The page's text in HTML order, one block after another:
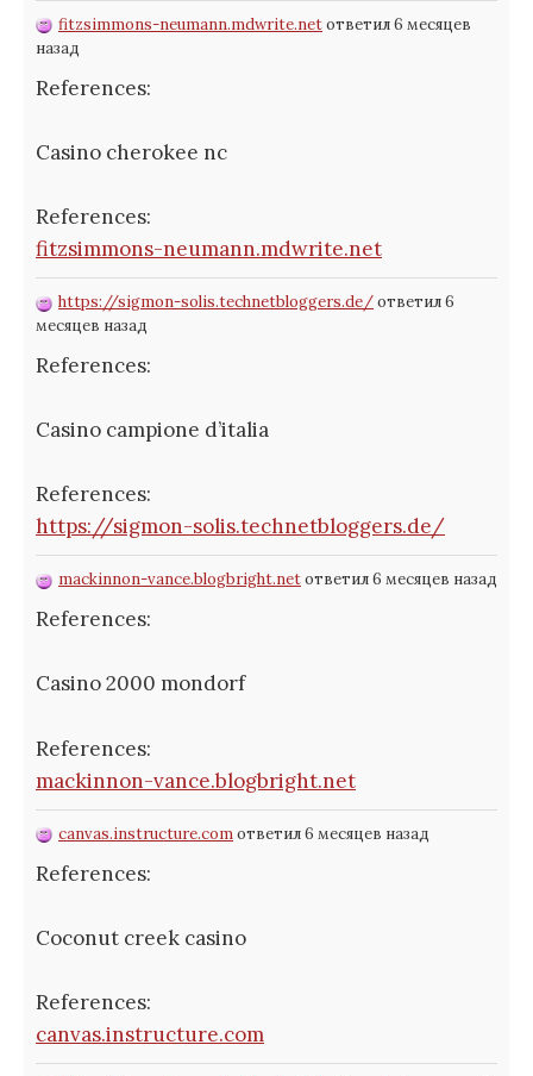
fitzsimmons-neumann.mdwrite.netответил 6 месяцев
назад
References:
Casino cherokee nc
References:
fitzsimmons-neumann.mdwrite.net
https://sigmon-solis.technetbloggers.de/ответил 6
месяцев назад
References:
Casino campione d’italia
References:
https://sigmon-solis.technetbloggers.de/
mackinnon-vance.blogbright.netответил 6 месяцев назад
References:
Casino 2000 mondorf
References:
mackinnon-vance.blogbright.net
canvas.instructure.comответил 6 месяцев назад
References:
Coconut creek casino
References:
canvas.instructure.com